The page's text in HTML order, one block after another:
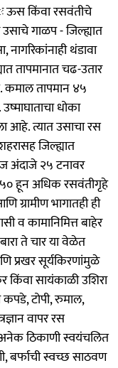
ऊस किंवा रसवंतीचे
गाळप - जिल्ह्यात
नागरिकांनाही थंडावा
तापमानात चढ-उतार
तापमान ४५
धोका
आहे. त्यात उसाचा रस
जिल्ह्यात
अंदाजे २५ टनावर
हून अधिक रसवंतीगृहे
ग्रामीण भागातही ही
व कामानिमित्त बाहेर
ते चार या वेळेत
प्रखर सूर्यकिरणांमुळे
सायंकाळी उशिरा
टोपी, रुमाल,
वापर रस
ठिकाणी स्वयंचलित
बर्फाची स्वच्छ साठवण